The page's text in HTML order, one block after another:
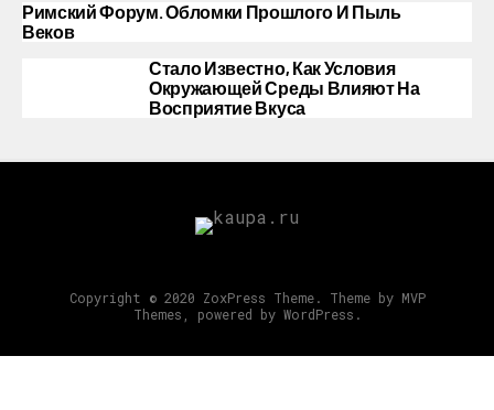
Римский Форум. Обломки Прошлого И Пыль
Веков
Стало Известно, Как Условия
Окружающей Среды Влияют На
Восприятие Вкуса
Copyright © 2020 ZoxPress Theme. Theme by MVP
Themes, powered by WordPress.